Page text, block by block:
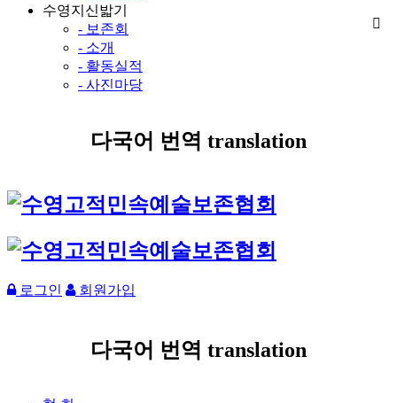
수영지신밟기
- 보존회
- 소개
- 활동실적
- 사진마당
다국어 번역 translation
로그인 회원가입
다국어 번역 translation